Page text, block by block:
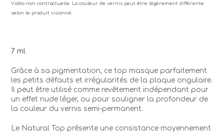
Vidéo non contractuelle: La couleur de vernis peut être légèrement différente
selon le produit visionné.
7 ml
Grâce à sa pigmentation, ce top masque parfaitement
les petits défauts et irrégularités de la plaque ongulaire.
Il peut être utilisé comme revêtement indépendant pour
un effet nude léger, ou pour souligner la profondeur de
la couleur du vernis semi-permanent.
Le Natural Top présente une consistance moyennement